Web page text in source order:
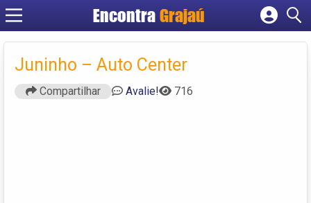
Encontra Grajaú
Cadastrar empresa
Criar conta
Juninho – Auto Center
Compartilhar Avalie! 716